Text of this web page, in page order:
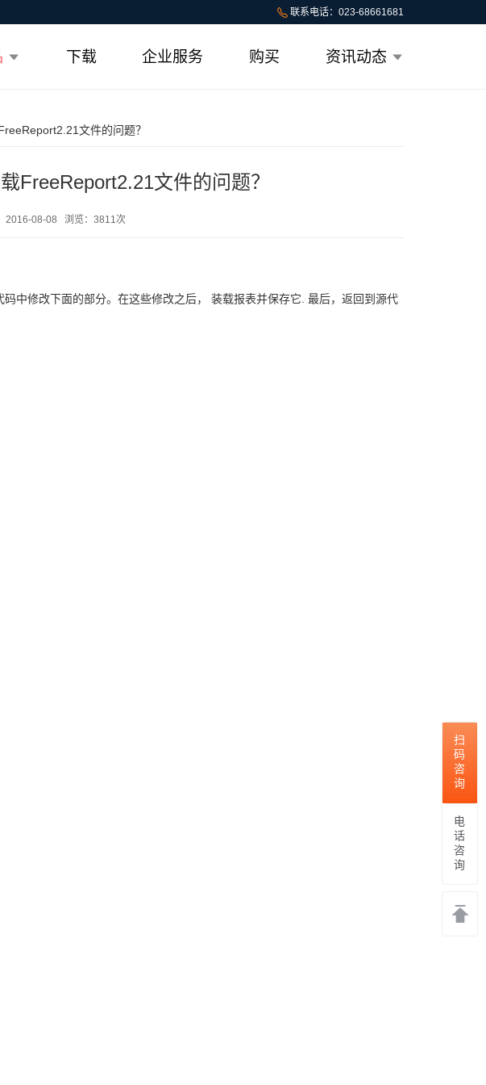
联系电话：023-68661681
下载 企业服务 购买 资讯动态
文件的问题？
FreeReport2.21文件的问题？
2016-08-08 浏览：3811次
中修改下面的部分。在这些修改之后， 装载报表并保存它. 最后，返回到源代
扫码咨询
电话咨询